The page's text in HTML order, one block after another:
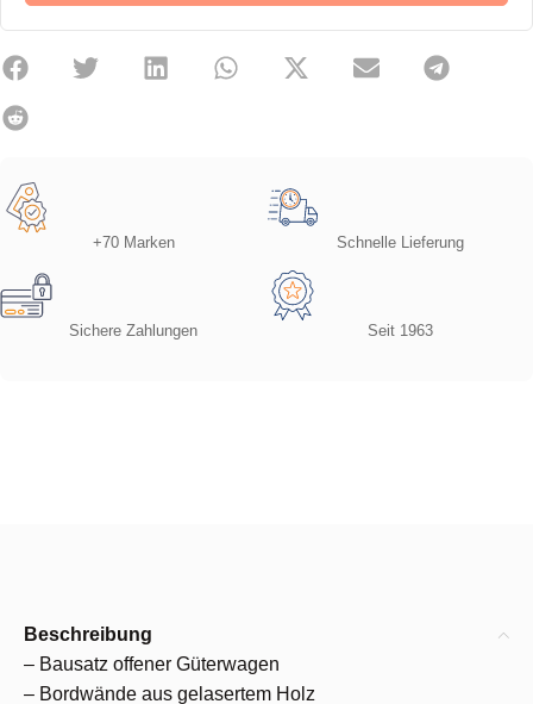
+70 Marken Schnelle Lieferung
Sichere Zahlungen Seit 1963
Beschreibung
– Bausatz offener Güterwagen
– Bordwände aus gelasertem Holz